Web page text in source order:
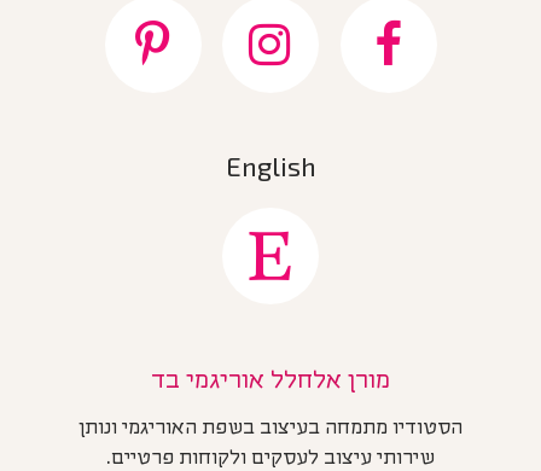
English
מורן אלחלל אוריגמי בד
הסטודיו מתמחה בעיצוב בשפת האוריגמי ונותן
שירותי עיצוב לעסקים ולקוחות פרטיים.